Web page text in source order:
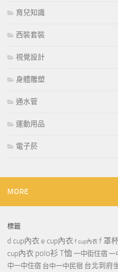
育兒知識
西裝套裝
視覺設計
身體雕塑
通水管
運動用品
電子菸
MORE
標籤
d cup內衣 e cup內衣 f cup內衣 f 罩
cup內衣 polo衫 T恤 一中街住宿一
中一中住宿 台中一中民宿 台北到府